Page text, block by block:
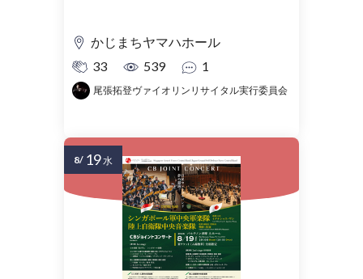
かじまちヤマハホール
33
539 1
尾張拓登ヴァイオリンリサイタル実行委員会
8/ 19水